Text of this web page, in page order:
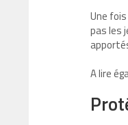
Une
pas les
A lire